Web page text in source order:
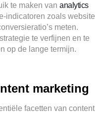
te maken van analytics
indicatoren zoals website
meten.
te verfijnen en te
op de lange termijn.
marketing
facetten van content